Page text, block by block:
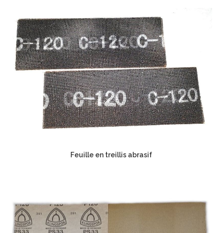
Feuille en treillis abrasif